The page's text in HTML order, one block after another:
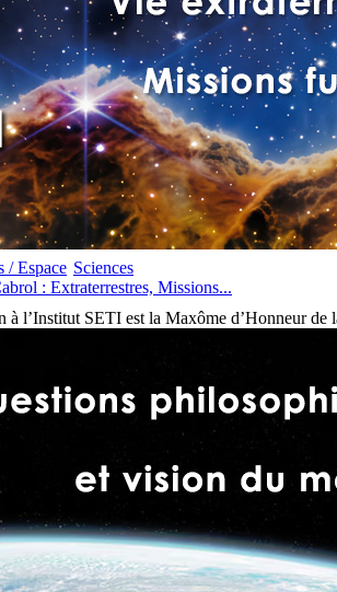
/ Espace Sciences
: Extraterrestres, Missions...
l’Institut SETI est la Maxôme d’Honneur de